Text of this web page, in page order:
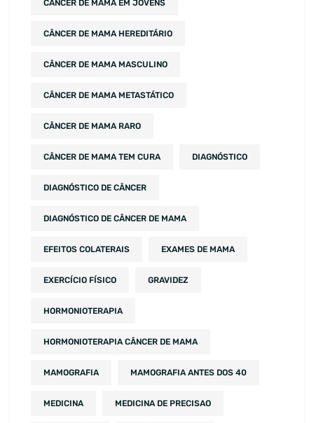
CÂNCER DE MAMA EM JOVENS
CÂNCER DE MAMA HEREDITÁRIO
CÂNCER DE MAMA MASCULINO
CÂNCER DE MAMA METASTÁTICO
CÂNCER DE MAMA RARO
CÂNCER DE MAMA TEM CURA DIAGNÓSTICO
DIAGNÓSTICO DE CÂNCER
DIAGNÓSTICO DE CÂNCER DE MAMA
EFEITOS COLATERAIS EXAMES DE MAMA
EXERCÍCIO FÍSICO GRAVIDEZ
HORMONIOTERAPIA
HORMONIOTERAPIA CÂNCER DE MAMA
MAMOGRAFIA MAMOGRAFIA ANTES DOS 40
MEDICINA MEDICINA DE PRECISAO